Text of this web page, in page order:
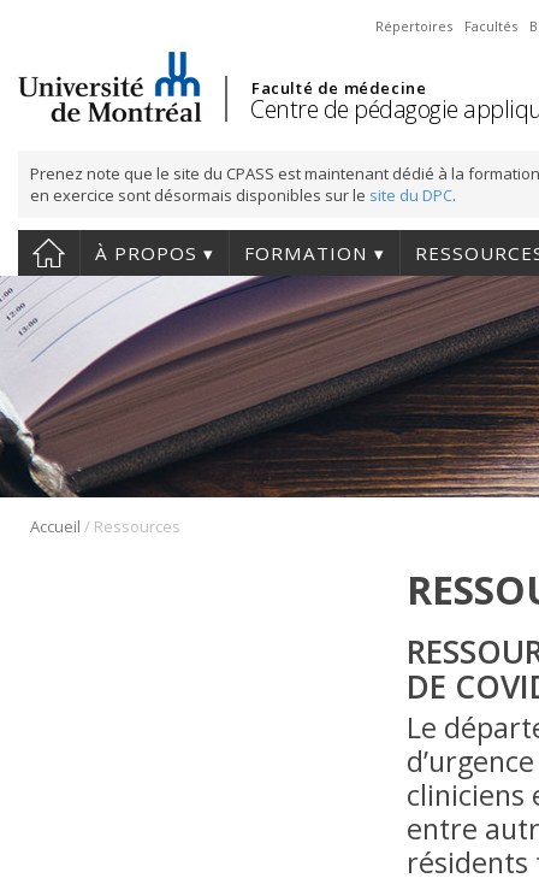
Répertoires Facultés
Faculté de médecine
Centre de pédagogie
Prenez note que le site du CPASS est maintenant dédié à la
en exercice sont désormais disponibles sur le site du DPC.
À PROPOS FORMATION
Accueil / Ressources
DE
Le
cliniciens
entre
résidents